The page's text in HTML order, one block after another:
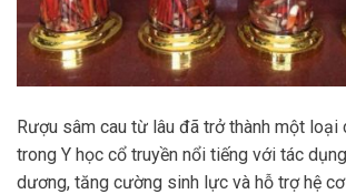
Rượu sâm cau từ lâu đã trở thành một loại
trong Y học cổ truyền nổi tiếng với tác
dương, tăng cường sinh lực và hỗ trợ hệ